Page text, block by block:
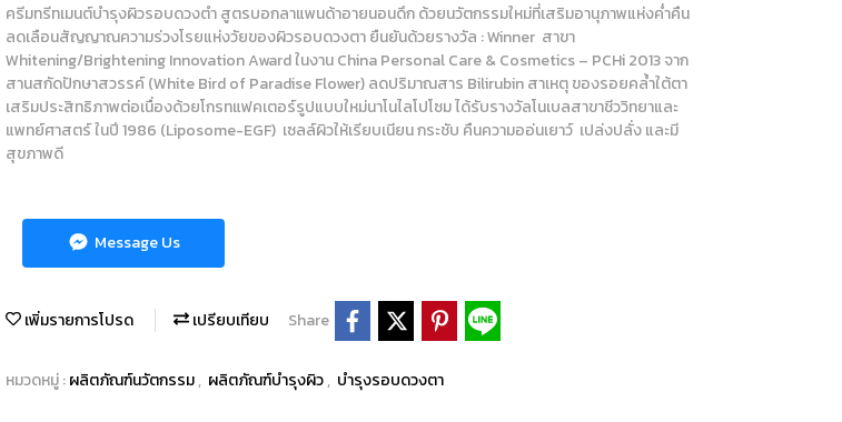
ครีมทรีทเมนต์บำรุงผิวรอบดวงตำ สูตรบอกลาแพนด้าอายนอนดึก ด้วยนวัตกรรมใหม่ที่เสริมอานุภาพแห่งค่ำคืน
ลดเลือนสัญญาณความร่วงโรยแห่งวัยของผิวรอบดวงตา ยืนยันด้วยรางวัล : Winner สาขา
Whitening/Brightening Innovation Award ในงาน China Personal Care & Cosmetics – PCHi 2013 จาก
สานสกัดปักษาสวรรค์ (White Bird of Paradise Flower) ลดปริมาณสาร Bilirubin สาเหตุ ของรอยคล้ำใต้ตา
เสริมประสิทธิภาพต่อเนื่องด้วยโกรทแฟคเตอร์รูปแบบใหม่นาโนไลโปโซม ได้รับรางวัลโนเบลสาขาชีววิทยาและ
แพทย์ศาสตร์ ในปี 1986 (Liposome-EGF) เซลล์ผิวให้เรียบเนียน กระชับ คืนความออ่นเยาว์ เปล่งปลั่ง และมี
สุขภาพดี
Message Us
เพิ่มรายการโปรด เปรียบเทียบ Share
หมวดหมู่ :ผลิตภัณฑ์นวัตกรรม, ผลิตภัณฑ์บำรุงผิว, บำรุงรอบดวงตา